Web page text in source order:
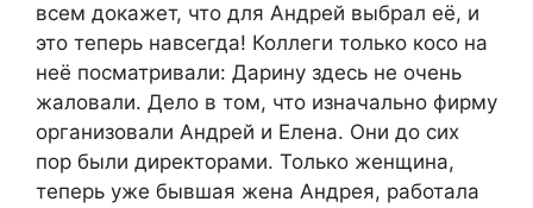
всем докажет, что для Андрей выбрал её, и
это теперь навсегда! Коллеги только косо на
неё посматривали: Дарину здесь не очень
жаловали. Дело в том, что изначально фирму
организовали Андрей и Елена. Они до сих
пор были директорами. Только женщина,
теперь уже бывшая жена Андрея, работала